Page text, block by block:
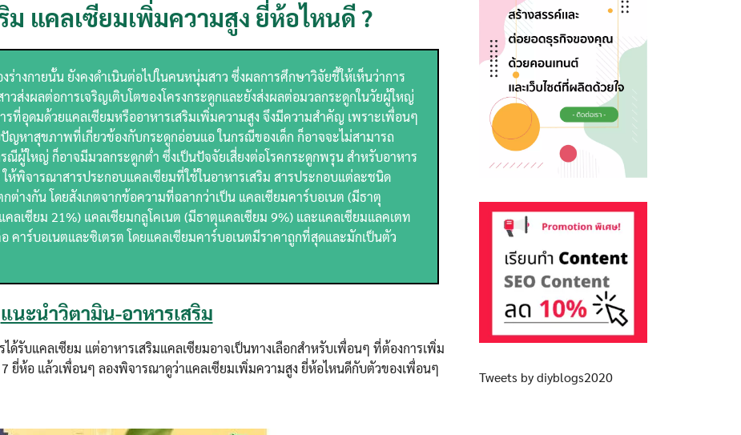
ม แคลเซียมเพิ่มความสูง ยี่ห้อไหนดี ?
ร่างกายนั้น ยังคงดำเนินต่อไปในคนหนุ่มสาว ซึ่งผลการศึกษาวิจัยชี้ให้เห็นว่าการ
วส่งผลต่อการเจริญเติบโตของโครงกระดูกและยังส่งผลต่อมวลกระดูกในวัยผู้ใหญ่
ที่อุดมด้วยแคลเซียมหรืออาหารเสริมเพิ่มความสูง จึงมีความสำคัญ เพราะเพื่อนๆ
ญหาสุขภาพที่เกี่ยวข้องกับกระดูกอ่อนแอ ในกรณีของเด็ก ก็อาจจะไม่สามารถ
ผู้ใหญ่ ก็อาจมีมวลกระดูกต่ำ ซึ่งเป็นปัจจัยเสี่ยงต่อโรคกระดูกพรุน สำหรับอาหาร
ห้พิจารณาสารประกอบแคลเซียมที่ใช้ในอาหารเสริม สารประกอบแต่ละชนิด
างกัน โดยสังเกตจากข้อความที่ฉลากว่าเป็น แคลเซียมคาร์บอเนต (มีธาตุ
ลเซียม 21%) แคลเซียมกลูโคเนต (มีธาตุแคลเซียม 9%) และแคลเซียมแลคเตท
าร์บอเนตและซิเตรต โดยแคลเซียมคาร์บอเนตมีราคาถูกที่สุดและมักเป็นตัว
แนะนำวิตามิน-อาหารเสริม
ด้รับแคลเซียม แต่อาหารเสริมแคลเซียมอาจเป็นทางเลือกสำหรับเพื่อนๆ ที่ต้องการเพิ่ม
ยี่ห้อ แล้วเพื่อนๆ ลองพิจารณาดูว่าแคลเซียมเพิ่มความสูง ยี่ห้อไหนดีกับตัวของเพื่อนๆ
Tweets by diyblogs2020